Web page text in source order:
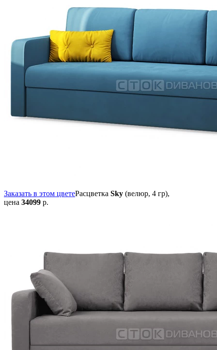
Заказать в этом цветеРасцветка Sky (велюр, 4 гр),
цена 34099 р.